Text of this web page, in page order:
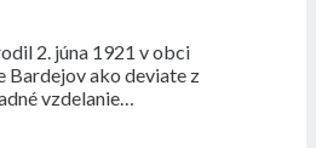
2. júna 1921 v obci
Bardejov ako deviate z
vzdelanie…